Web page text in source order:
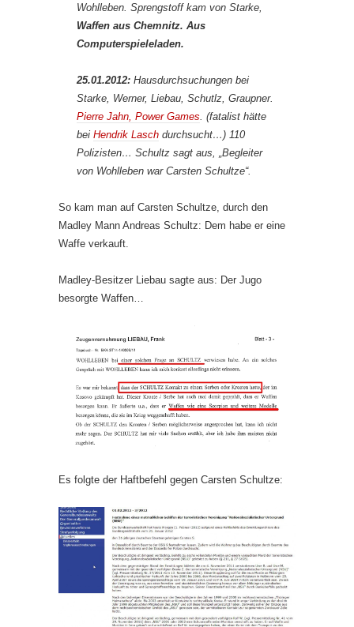
Wohlleben. Sprengstoff kam von Starke,
Waffen aus Chemnitz. Aus
Computerspieleladen.
25.01.2012: Hausdurchsuchungen bei
Starke, Werner, Liebau, Schutlz, Graupner.
Pierre Jahn, Power Games . (fatalist hätte
bei Hendrik Lasch durchsucht…) 110
Polizisten… Schultz sagt aus, „Begleiter
von Wohlleben war Carsten Schultze“.
So kam man auf Carsten Schultze, durch den
Madley Mann Andreas Schultz: Dem habe er eine
Waffe verkauft.
Madley-Besitzer Liebau sagte aus: Der Jugo
besorgte Waffen…
Es folgte der Haftbefehl gegen Carsten Schultze: